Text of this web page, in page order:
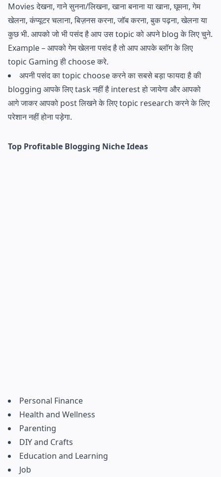
Movies देखना, गाने सुनना/लिखना, खाना बनाना या खाना, घूमना, गेम
खेलना, कंप्यूटर चलाना, बिज़नस करना, जॉब करना, बुक पढ़ना, खेलना या
कुछ भी. आपको जो भी पसंद है आप उस topic को अपने blog के लिए चुने.
Example – आपको गेम खेलना पसंद है तो आप आपके ब्लॉग के लिए
topic Gaming ही choose करे.
अपनी पसंद का topic choose करने का सबसे बड़ा फायदा है की
blogging आपके लिए task नहीं है interest हो जायेगा और आपको
आगे जाकर आपको post लिखने के लिए topic research करने के लिए
परेशान नहीं होना पड़ेगा.
Top Profitable Blogging Niche Ideas
Personal Finance
Health and Wellness
Parenting
DIY and Crafts
Education and Learning
Job